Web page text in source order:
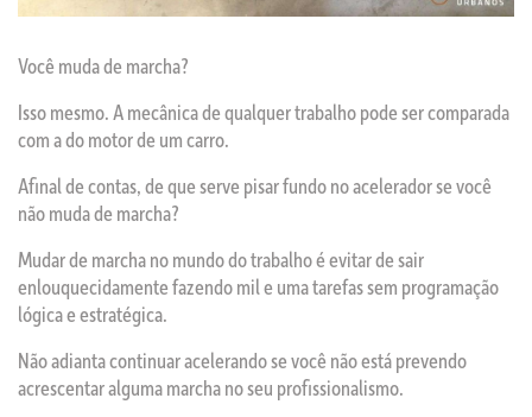
Você muda de marcha?
Isso mesmo. A mecânica de qualquer trabalho pode ser comparada
com a do motor de um carro.
Afinal de contas, de que serve pisar fundo no acelerador se você
não muda de marcha?
Mudar de marcha no mundo do trabalho é evitar de sair
enlouquecidamente fazendo mil e uma tarefas sem programação
lógica e estratégica.
Não adianta continuar acelerando se você não está prevendo
acrescentar alguma marcha no seu profissionalismo.